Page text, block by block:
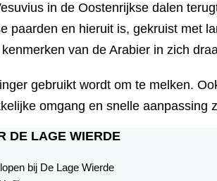
in de Oostenrijkse dalen
paarden en hieruit is, gekruist met
van de Arabier in zich
gebruikt wordt om te melken.
omgang en snelle aanpassing
DE LAGE WIERDE
bij De Lage Wierde